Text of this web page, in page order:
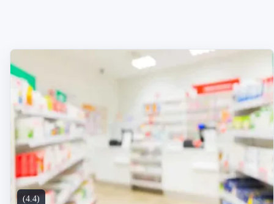
(4.4)